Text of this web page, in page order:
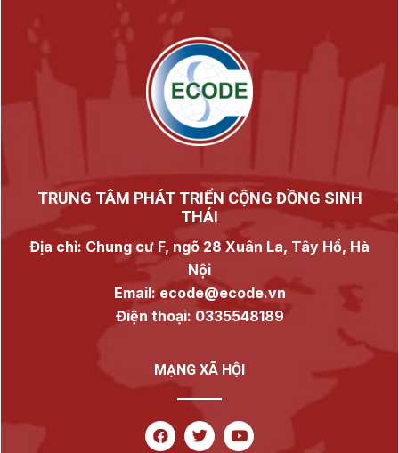
TRUNG TÂM PHÁT TRIỂN CỘNG ĐỒNG SINH
THÁI
Địa chỉ: Chung cư F, ngõ 28 Xuân La, Tây Hồ, Hà
Nội
Email: ecode@ecode.vn
Điện thoại: 0335548189
MẠNG XÃ HỘI